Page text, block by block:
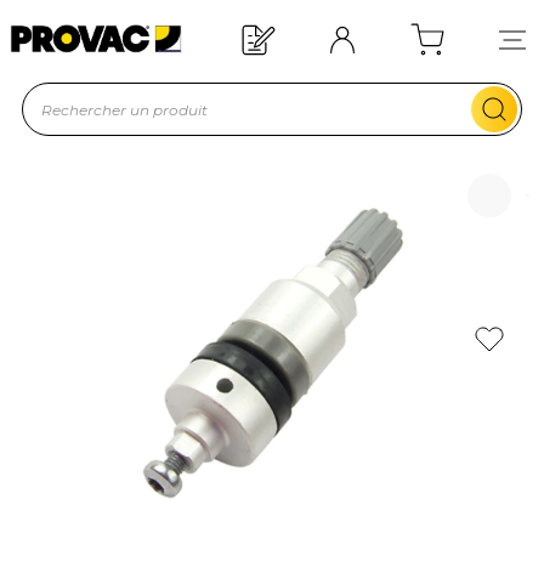
Offre de bienvenue : 20€ offerts !
En savoir plus